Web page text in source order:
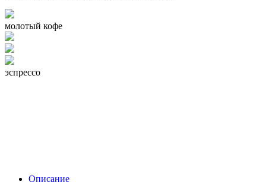
молотый кофе
эспрессо
Описание